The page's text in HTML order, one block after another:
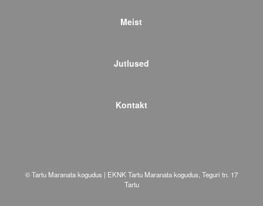
Meist
Jutlused
Kontakt
© Tartu Maranata kogudus | EKNK Tartu Maranata kogudus, Teguri tn. 17
Tartu